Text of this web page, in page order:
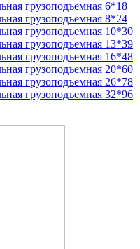
грузоподъемная 6*18
грузоподъемная 8*24
грузоподъемная 10*30
грузоподъемная 13*39
грузоподъемная 16*48
грузоподъемная 20*60
грузоподъемная 26*78
грузоподъемная 32*96